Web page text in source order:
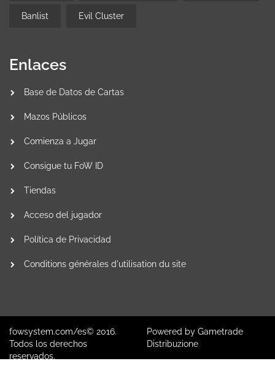
Banlist Evil Cluster
Enlaces
Base de Datos de Cartas
Mazos Públicos
Comienza a Jugar
Consigue tu FoW ID
Tiendas
Acceso del jugador
Política de Privacidad
Conditions générales d'utilisation du site
fowsystem.com/es© 2016.
Todos los derechos
reservados.
Powered by Gametrade
Distribuzione